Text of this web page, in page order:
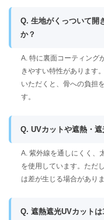
Q. 生地がくっついて開
か？
A. 特に裏面コーティング
きやすい特性があります
いただくと、骨への負担
す。
Q. UVカットや遮熱・
A. 紫外線を通しにくく、
を使用しています。ただ
は差が生じる場合がありま
Q. 遮熱遮光UVカット